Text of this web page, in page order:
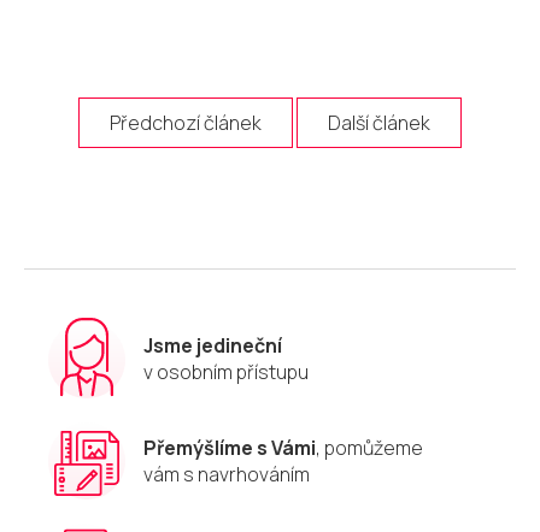
Předchozí článek Další článek
Jsme jedineční
v osobním přístupu
Přemýšlíme s Vámi, pomůžeme
vám s navrhováním